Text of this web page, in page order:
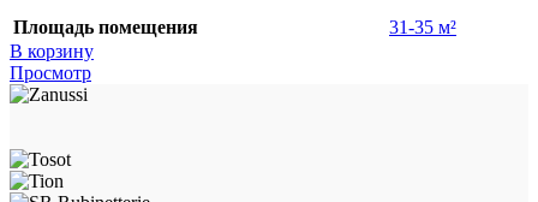
Площадь помещения
31-35 м²
В корзину
Просмотр